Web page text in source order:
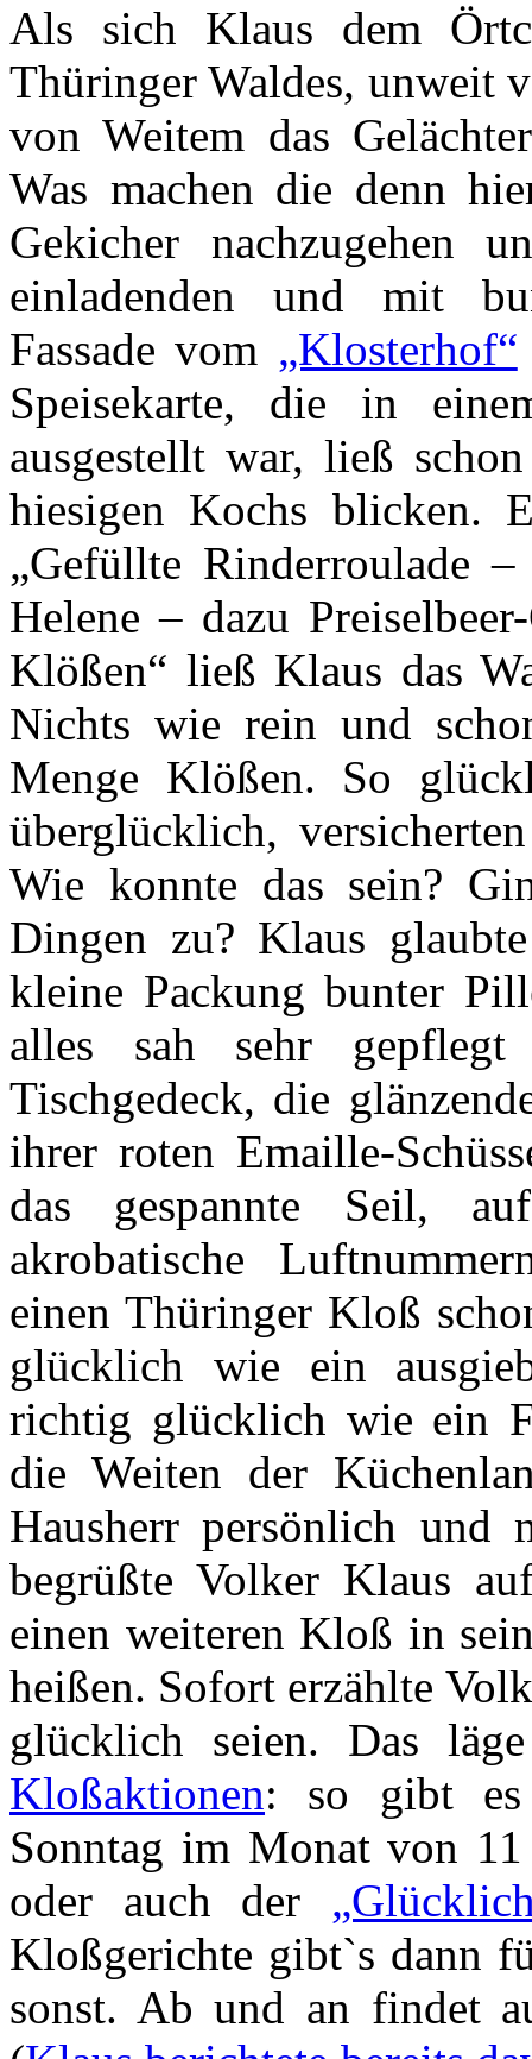
Als sich Klaus dem
Thüringer Waldes, unweit
von Weitem das
Was machen die denn
Gekicher nachzugehen
einladenden und mit
Fassade vom „Klosterhof“
Speisekarte, die in
ausgestellt war, ließ
hiesigen Kochs blicken.
„Gefüllte Rinderroulade
Helene – dazu
Klößen“ ließ Klaus das
Nichts wie rein und
Menge Klößen. So
überglücklich,
Wie konnte das sein?
Dingen zu? Klaus
kleine Packung bunter
alles sah sehr
Tischgedeck, die
ihrer roten Emaille-
das gespannte Seil,
akrobatische
einen Thüringer Kloß
glücklich wie ein
richtig glücklich wie ein
die Weiten der
Hausherr persönlich und
begrüßte Volker Klaus
einen weiteren Kloß in
heißen. Sofort erzählte
glücklich seien. Das
Kloßaktionen: so gibt es
Sonntag im Monat von
oder auch der
Kloßgerichte gibt`s dann
sonst. Ab und an findet